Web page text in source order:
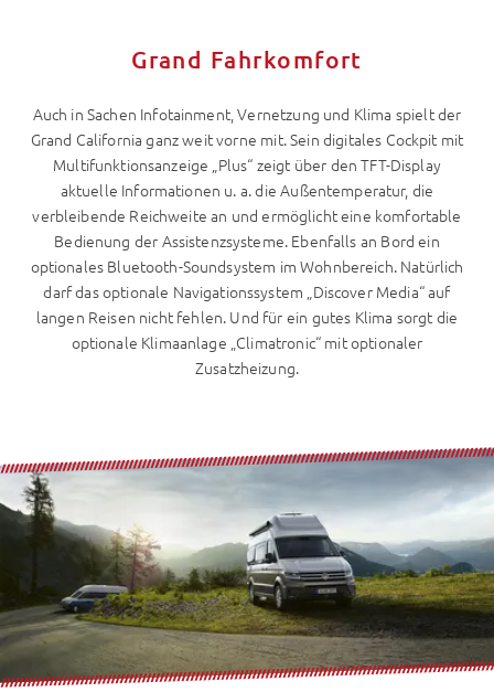
Grand Fahrkomfort
Auch in Sachen Infotainment, Vernetzung und Klima spielt der
Grand California ganz weit vorne mit. Sein digitales Cockpit mit
Multifunktionsanzeige „Plus“ zeigt über den TFT-Display
aktuelle Informationen u. a. die Außentemperatur, die
verbleibende Reichweite an und ermöglicht eine komfortable
Bedienung der Assistenzsysteme. Ebenfalls an Bord ein
optionales Bluetooth-Soundsystem im Wohnbereich. Natürlich
darf das optionale Navigationssystem „Discover Media“ auf
langen Reisen nicht fehlen. Und für ein gutes Klima sorgt die
optionale Klimaanlage „Climatronic“ mit optionaler
Zusatzheizung.